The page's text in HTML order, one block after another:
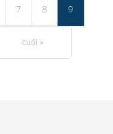
7 8 9
cuối »